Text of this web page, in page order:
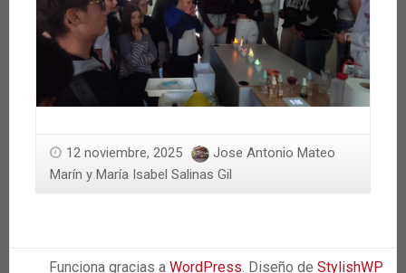
12 noviembre, 2025
Jose Antonio Mateo
Marín y María Isabel Salinas Gil
Funciona gracias a WordPress. Diseño de StylishWP